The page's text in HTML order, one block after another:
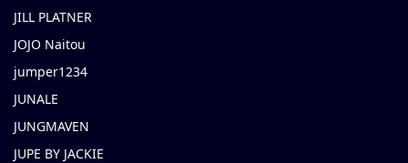
JILL PLATNER
JOJO Naitou
jumper1234
JUNALE
JUNGMAVEN
JUPE BY JACKIE